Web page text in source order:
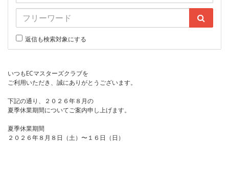
返信も検索対象にする
いつもECマスターズクラブを
ご利用いただき、誠にありがとうございます。
下記の通り、２０２６年８月の
夏季休業期間についてご案内申し上げます。
夏季休業期間
２０２６年８月８日（土）〜１６日（日）